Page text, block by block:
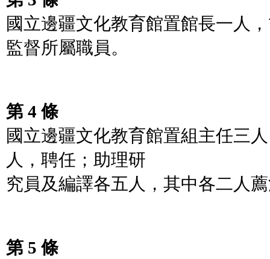
國立邊疆文化教育館置館長一人
監督所屬職員。
第 4 條
國立邊疆文化教育館置組主任三
人，聘任；助理研
究員及編譯各五人，其中各二人
第 5 條